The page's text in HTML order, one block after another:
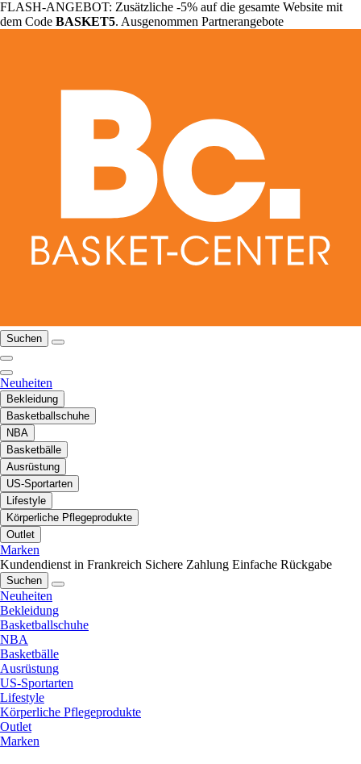
FLASH-ANGEBOT: Zusätzliche -5% auf die gesamte Website mit
dem Code BASKET5. Ausgenommen Partnerangebote
Suchen
Neuheiten
Bekleidung
Basketballschuhe
NBA
Basketbälle
Ausrüstung
US-Sportarten
Lifestyle
Körperliche Pflegeprodukte
Outlet
Marken
Kundendienst in Frankreich Sichere Zahlung Einfache Rückgabe
Suchen
Neuheiten
Bekleidung
Basketballschuhe
NBA
Basketbälle
Ausrüstung
US-Sportarten
Lifestyle
Körperliche Pflegeprodukte
Outlet
Marken